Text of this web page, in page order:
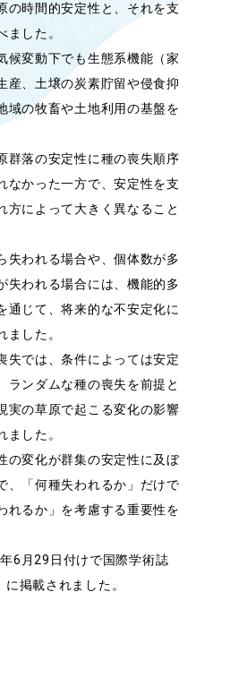
学問探求セミナー
INTERVIEW
学生研究紹介・
インタビュー
要
報
携
LIFE
活
の時間的安定性と、それを支
ました。
候変動下でも生態系機能（家
産、土壌の炭素貯留や侵食抑
域の牧畜や土地利用の基盤を
群落の安定性に種の喪失順序
なかった一方で、安定性を支
方によって大きく異なること
失われる場合や、個体数が多
失われる場合には、機能的多
通じて、将来的な不安定化に
ました。
失では、条件によっては安定
ランダムな種の喪失を前提と
実の草原で起こる変化の影響
ました。
変化が群集の安定性に及ぼ
、「何種失われるか」だけで
れるか」を考慮する重要性を
6月29日付けで国際学術誌
掲載されました。